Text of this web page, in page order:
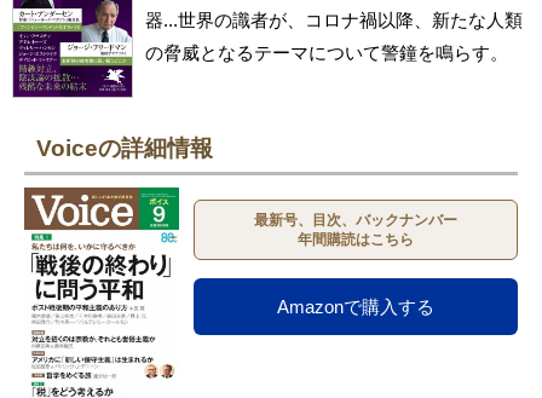
器...世界の識者が、コロナ禍以降、新たな人類
の脅威となるテーマについて警鐘を鳴らす。
Voiceの詳細情報
最新号、目次、バックナンバー
年間購読はこちら
Amazonで購入する